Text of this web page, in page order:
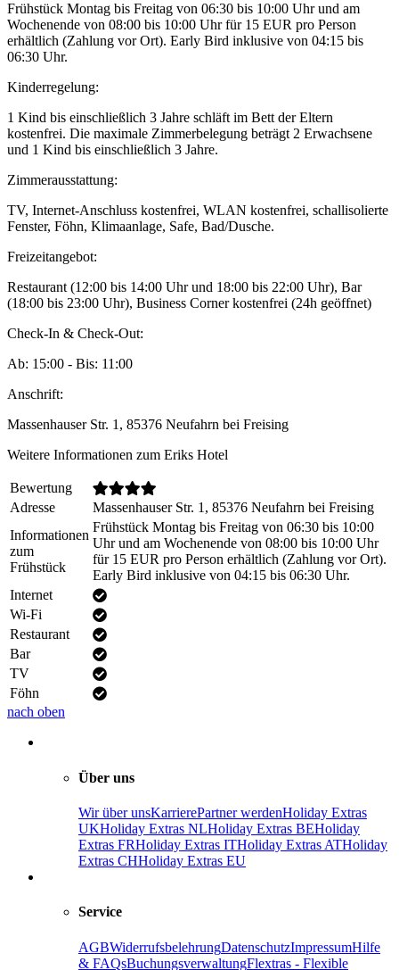
Frühstück Montag bis Freitag von 06:30 bis 10:00 Uhr und am
Wochenende von 08:00 bis 10:00 Uhr für 15 EUR pro Person
erhältlich (Zahlung vor Ort). Early Bird inklusive von 04:15 bis
06:30 Uhr.
Kinderregelung:
1 Kind bis einschließlich 3 Jahre schläft im Bett der Eltern
kostenfrei. Die maximale Zimmerbelegung beträgt 2 Erwachsene
und 1 Kind bis einschließlich 3 Jahre.
Zimmerausstattung:
TV, Internet-Anschluss kostenfrei, WLAN kostenfrei, schallisolierte
Fenster, Föhn, Klimaanlage, Safe, Bad/Dusche.
Freizeitangebot:
Restaurant (12:00 bis 14:00 Uhr und 18:00 bis 22:00 Uhr), Bar
(18:00 bis 23:00 Uhr), Business Corner kostenfrei (24h geöffnet)
Check-In & Check-Out:
Ab: 15:00 - Bis: 11:00
Anschrift:
Massenhauser Str. 1, 85376 Neufahrn bei Freising
Weitere Informationen zum Eriks Hotel
Bewertung
Adresse
Massenhauser Str. 1, 85376 Neufahrn bei Freising
Informationen
zum
Frühstück
Frühstück Montag bis Freitag von 06:30 bis 10:00
Uhr und am Wochenende von 08:00 bis 10:00 Uhr
für 15 EUR pro Person erhältlich (Zahlung vor Ort).
Early Bird inklusive von 04:15 bis 06:30 Uhr.
Internet
Wi-Fi
Restaurant
Bar
TV
Föhn
nach oben
Über uns
Wir über unsKarrierePartner werdenHoliday Extras
UKHoliday Extras NLHoliday Extras BEHoliday
Extras FRHoliday Extras ITHoliday Extras ATHoliday
Extras CHHoliday Extras EU
Service
AGBWiderrufsbelehrungDatenschutzImpressumHilfe
& FAQsBuchungsverwaltungFlextras - Flexible